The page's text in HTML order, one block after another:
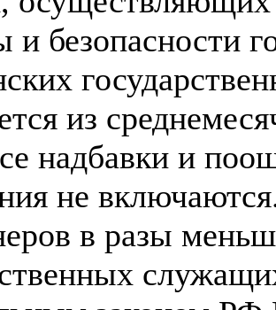
и безопасности
из
надбавки и
не
в разы